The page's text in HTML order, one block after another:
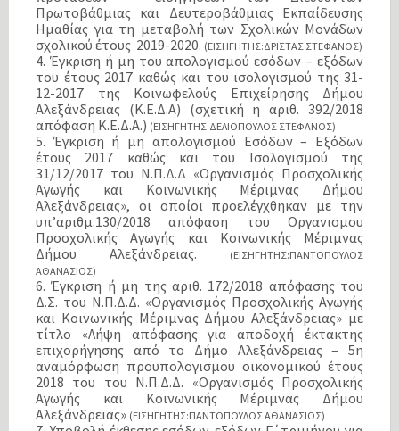
Πρωτοβάθμιας και Δευτεροβάθμιας Εκπαίδευσης
Ημαθίας για τη μεταβολή των Σχολικών Μονάδων
σχολικού έτους 2019-2020. (ΕΙΣΗΓΗΤΗΣ:ΔΡΙΣΤΑΣ ΣΤΕΦΑΝΟΣ)
4. Έγκριση ή μη του απολογισμού εσόδων – εξόδων
του έτους 2017 καθώς και του ισολογισμού της 31-
12-2017 της Κοινωφελούς Επιχείρησης Δήμου
Αλεξάνδρειας (Κ.Ε.Δ.Α) (σχετική η αριθ. 392/2018
απόφαση Κ.Ε.Δ.Α.) (ΕΙΣΗΓΗΤΗΣ:ΔΕΛΙΟΠΟΥΛΟΣ ΣΤΕΦΑΝΟΣ)
5. Έγκριση ή μη απολογισμού Εσόδων – Εξόδων
έτους 2017 καθώς και του Ισολογισμού της
31/12/2017 του Ν.Π.Δ.Δ «Οργανισμός Προσχολικής
Αγωγής και Κοινωνικής Μέριμνας Δήμου
Αλεξάνδρειας», οι οποίοι προελέγχθηκαν με την
υπ’αριθμ.130/2018 απόφαση του Οργανισμου
Προσχολικής Αγωγής και Κοινωνικής Μέριμνας
Δήμου Αλεξάνδρειας.
(ΕΙΣΗΓΗΤΗΣ:ΠΑΝΤΟΠΟΥΛΟΣ
ΑΘΑΝΑΣΙΟΣ)
6. Έγκριση ή μη της αριθ. 172/2018 απόφασης του
Δ.Σ. του Ν.Π.Δ.Δ. «Οργανισμός Προσχολικής Αγωγής
και Κοινωνικής Μέριμνας Δήμου Αλεξάνδρειας» με
τίτλο «Λήψη απόφασης για αποδοχή έκτακτης
επιχορήγησης από το Δήμο Αλεξάνδρειας – 5η
αναμόρφωση προυπολογισμου οικονομικού έτους
2018 του του Ν.Π.Δ.Δ. «Οργανισμός Προσχολικής
Αγωγής και Κοινωνικής Μέριμνας Δήμου
Αλεξάνδρειας» (ΕΙΣΗΓΗΤΗΣ:ΠΑΝΤΟΠΟΥΛΟΣ ΑΘΑΝΑΣΙΟΣ)